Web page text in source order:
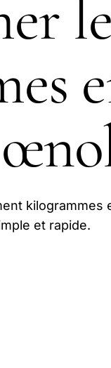
kilogrammes
et rapide.